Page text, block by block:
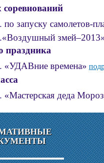
самолетов-
праздника
времена»
деда Мороза»